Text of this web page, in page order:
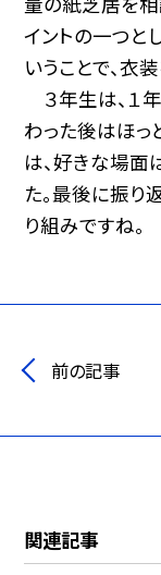
イントの一つと
いうことで、衣
３年生は、１
わった後はほっ
は、好きな場面
た。最後に振り
り組みですね。
前の記事
関連記事